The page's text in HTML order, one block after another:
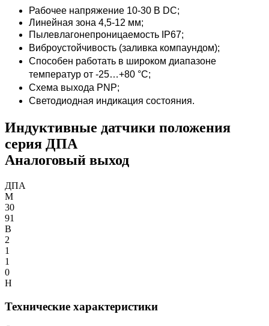
Рабочее напряжение 10-30 В DC;
Линейная зона 4,5-12 мм;
Пылевлагонепроницаемость IP67;
Виброустойчивость (заливка компаундом);
Способен работать в широком диапазоне
температур от -25…+80 °С;
Схема выхода PNP;
Светодиодная индикация состояния.
Индуктивные датчики положения
серия ДПА
Аналоговый выход
ДПА
М
30
91
В
2
1
1
0
Н
Технические характеристики